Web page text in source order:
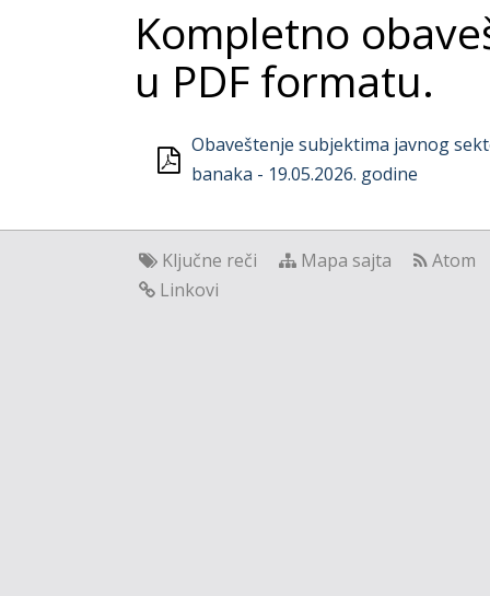
Kompletno
u PDF formatu.
Obaveštenje subjektima javnog
banaka - 19.05.2026. godine
Ključne reči Mapa sajta
Atom
Linkovi